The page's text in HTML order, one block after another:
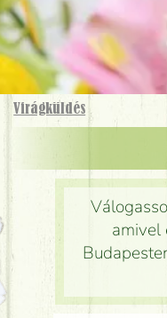
Virágküldés
amivel